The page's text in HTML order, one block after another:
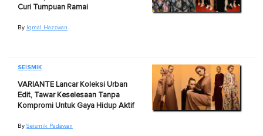
Curi Tumpuan Ramai
By Iqmal Hazzwan
SEISMIK
VARIANTE Lancar Koleksi Urban
Edit, Tawar Keselesaan Tanpa
Kompromi Untuk Gaya Hidup Aktif
By Seismik Padawan